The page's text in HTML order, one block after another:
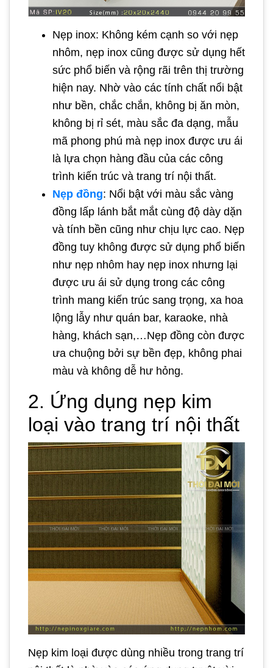
Nẹp inox: Không kém cạnh so với nẹp
nhôm, nẹp inox cũng được sử dụng hết
sức phổ biến và rộng rãi trên thị trường
hiện nay. Nhờ vào các tính chất nổi bật
như bền, chắc chắn, không bị ăn mòn,
không bị rỉ sét, màu sắc đa dạng, mẫu
mã phong phú mà nẹp inox được ưu ái
là lựa chọn hàng đầu của các công
trình kiến trúc và trang trí nội thất.
Nẹp đồng: Nổi bật với màu sắc vàng
đồng lấp lánh bắt mắt cùng độ dày dặn
và tính bền cũng như chịu lực cao. Nẹp
đồng tuy không được sử dụng phổ biến
như nẹp nhôm hay nẹp inox nhưng lại
được ưu ái sử dụng trong các công
trình mang kiến trúc sang trọng, xa hoa
lộng lẫy như quán bar, karaoke, nhà
hàng, khách sạn,…Nẹp đồng còn được
ưa chuộng bởi sự bền đẹp, không phai
màu và không dễ hư hỏng.
2. Ứng dụng nẹp kim
loại vào trang trí nội thất
Nẹp kim loại được dùng nhiều trong trang trí